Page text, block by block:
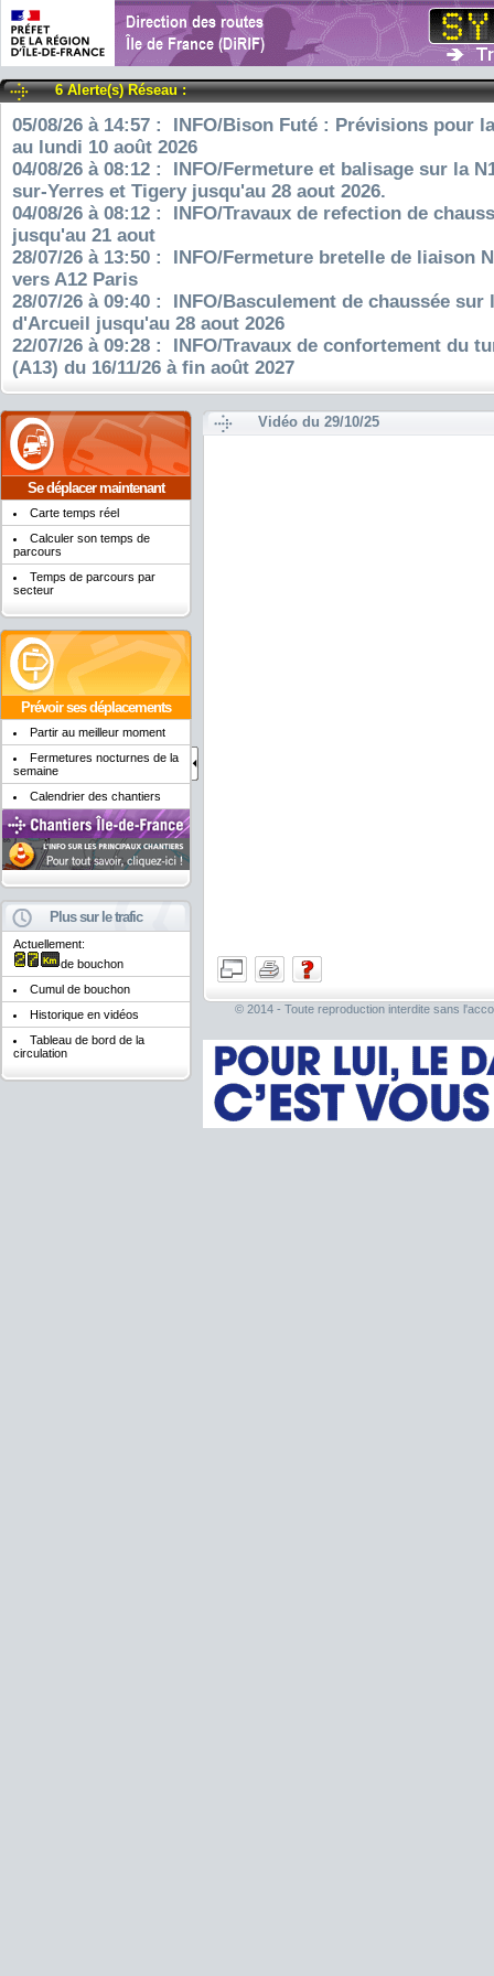
6 Alerte(s) Réseau :
05/08/26 à 14:57 : INFO/Bison Futé : Prévisions pour
au lundi 10 août 2026
04/08/26 à 08:12 : INFO/Fermeture et balisage sur la
sur-Yerres et Tigery jusqu'au 28 aout 2026.
04/08/26 à 08:12 : INFO/Travaux de refection de
jusqu'au 21 aout
28/07/26 à 13:50 : INFO/Fermeture bretelle de liaison
vers A12 Paris
28/07/26 à 09:40 : INFO/Basculement de chaussée sur
d'Arcueil jusqu'au 28 aout 2026
22/07/26 à 09:28 : INFO/Travaux de confortement du
(A13) du 16/11/26 à fin août 2027
Se déplacer maintenant
Carte temps réel
Calculer son temps de
parcours
Temps de parcours par
secteur
Prévoir ses déplacements
Partir au meilleur moment
Fermetures nocturnes de la
semaine
Calendrier des chantiers
Plus sur le trafic
Actuellement:
de bouchon
Cumul de bouchon
Historique en vidéos
Tableau de bord de la
circulation
Vidéo du 29/10/25
© 2014 - Toute reproduction interdite sans